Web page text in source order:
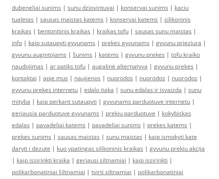
dubeneliai sunims | sunu dziovintuvai | konservai sunims | kaciu
tualetas | sausas maistas katems | konservai katems | silikoninis
kraikas | bentonitinis kraikas | kraikas tofu | sausas sunu maistas |
info | kaip sutaupyti gyvunams | prekes gyvunams | gyvunu prieziura |
gyvunu augintojams | šunims | katėms | gyvunu prekes | tofu kraiko
naudojimas | ar patiks tofu | augalinė alternatyva | gyvunu prekes |
kontaktai | apie mus | naujienos | nuorodos | nuorodos | nuorodos |
gyvunu prekes internetu | edalo itaka | sunu edalas ir isvaizda | sunu
mityba | kaip perkant sutaupyti | gyvunams parduotuve internetu |
geriausia parduotuve gyvunams | prekiu parduotuve | kokybiskas
edalas | pavadeliai katems | pavadeliai sunims | prekes katems |
prekes sunims | sausas maistas | sunu maistas | kaip ismokyti kate
daryti i dezute | kuo ypatingas silikoninis kraikas | gyvunu prekiu akcija
| kaip issirinkti kraika | geriausi siltnamiai | kaip issirinkti |
polikarbonatiniai šiltnamiai | tvirti siltnamiai | polikarbonatiniai